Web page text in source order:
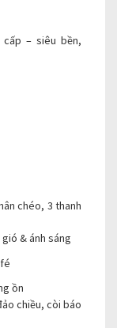
cấp – siêu bền,
chéo, 3 thanh
& ánh sáng
ồn
chiều, còi báo